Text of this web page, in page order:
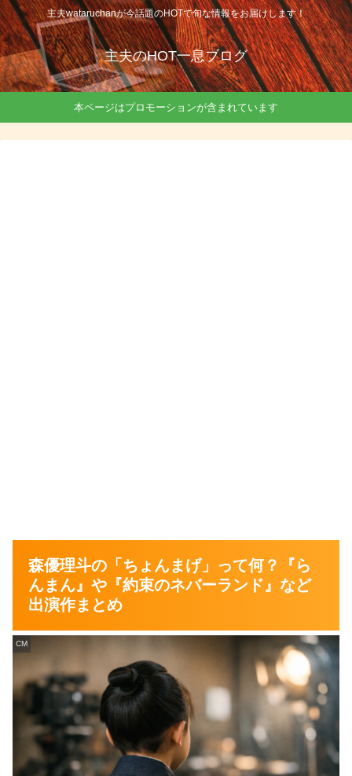
主夫wataruchanが今話題のHOTで旬な情報をお届けします！
主夫のHOT一息ブログ
本ページはプロモーションが含まれています
森優理斗の「ちょんまげ」って何？『ら
んまん』や『約束のネバーランド』など
出演作まとめ
CM